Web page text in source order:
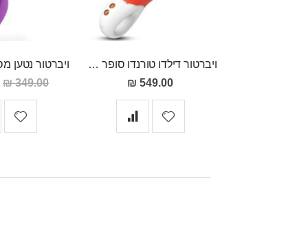
ויברטור דילדו טורנדו סופר חזק בעל 9 מצבי רטט והטענה מגנטית 23 סמ אורך 4.5 רוחב
549.00 ₪
349.00 ₪